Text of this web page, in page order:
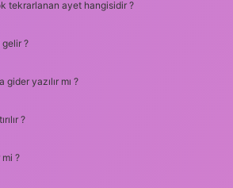
tekrarlanan ayet hangisidir ?
?
yazılır mı ?
?
?